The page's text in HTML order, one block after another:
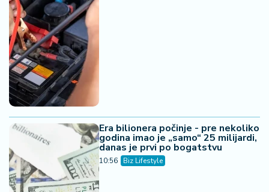
Era bilionera počinje - pre nekoliko
godina imao je „samo“ 25 milijardi,
danas je prvi po bogatstvu
10:56 Biz Lifestyle